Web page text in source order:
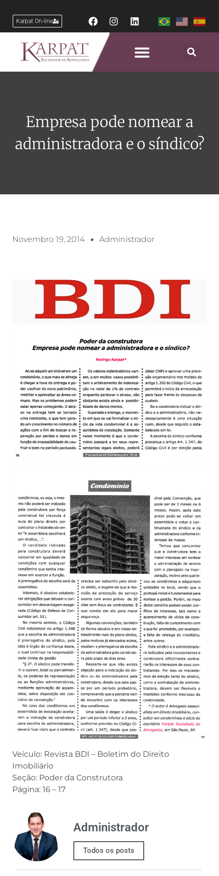
Karpat On-line
Empresa pode nomear a
administradora e o síndico?
Novembro 19, 2014 Administrador
Veículo: Revista BDI – Boletim do Direito
Imobiliário
Seção: Poder da Construtora
Página: 16 – 17
Administrador
Todos os posts